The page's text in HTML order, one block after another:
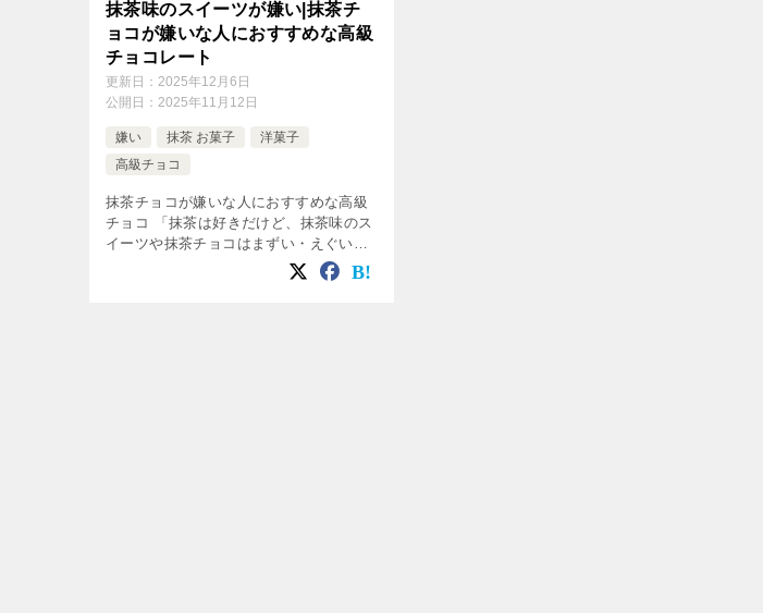
抹茶味のスイーツが嫌い|抹茶チ
ョコが嫌いな人におすすめな高級
チョコレート
更新日： 2025年12月6日
公開日： 2025年11月12日
嫌い 抹茶 お菓子
洋菓子
高級チョコ
抹茶チョコが嫌いな人におすすめな高級
チョコ 「抹茶は好きだけど、抹茶味のス
イーツや抹茶チョコはまずい・えぐい」
と感じる人に向けて、 なぜ抹茶チョコは
まずいのか？ その理由を食品科学の視点